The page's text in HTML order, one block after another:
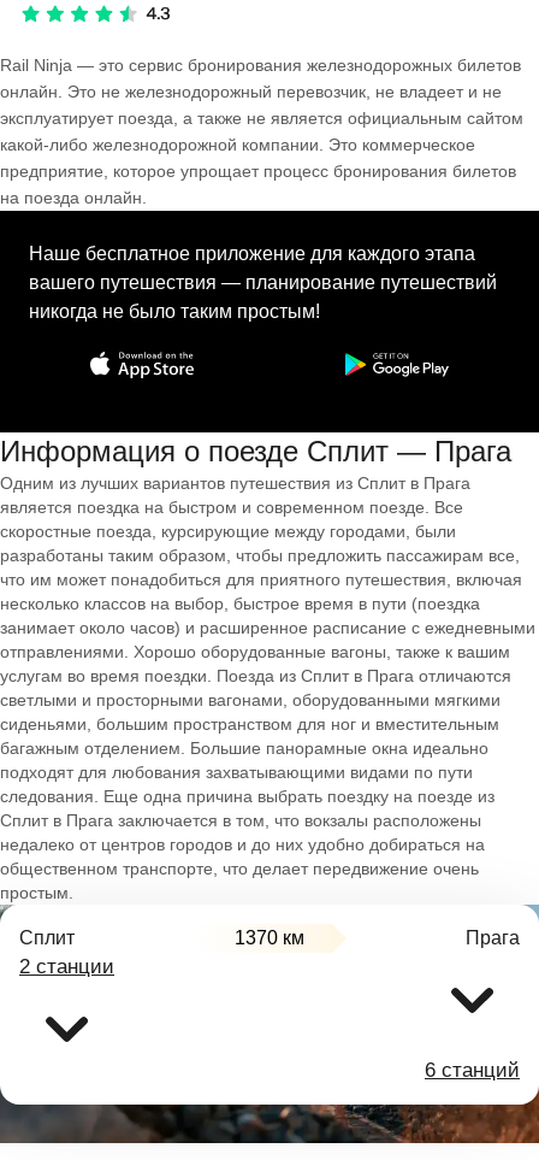
Rail Ninja — это сервис бронирования железнодорожных билетов
онлайн. Это не железнодорожный перевозчик, не владеет и не
эксплуатирует поезда, а также не является официальным сайтом
какой-либо железнодорожной компании. Это коммерческое
предприятие, которое упрощает процесс бронирования билетов
на поезда онлайн.
Наше бесплатное приложение для каждого этапа
вашего путешествия — планирование путешествий
никогда не было таким простым!
Информация о поезде Сплит — Прага
Одним из лучших вариантов путешествия из Сплит в Прага
является поездка на быстром и современном поезде. Все
скоростные поезда, курсирующие между городами, были
разработаны таким образом, чтобы предложить пассажирам все,
что им может понадобиться для приятного путешествия, включая
несколько классов на выбор, быстрое время в пути (поездка
занимает около часов) и расширенное расписание с ежедневными
отправлениями. Хорошо оборудованные вагоны, также к вашим
услугам во время поездки. Поезда из Сплит в Прага отличаются
светлыми и просторными вагонами, оборудованными мягкими
сиденьями, большим пространством для ног и вместительным
багажным отделением. Большие панорамные окна идеально
подходят для любования захватывающими видами по пути
следования. Еще одна причина выбрать поездку на поезде из
Сплит в Прага заключается в том, что вокзалы расположены
недалеко от центров городов и до них удобно добираться на
общественном транспорте, что делает передвижение очень
простым.
Сплит 1370 км Прага
2 станции
6 станций